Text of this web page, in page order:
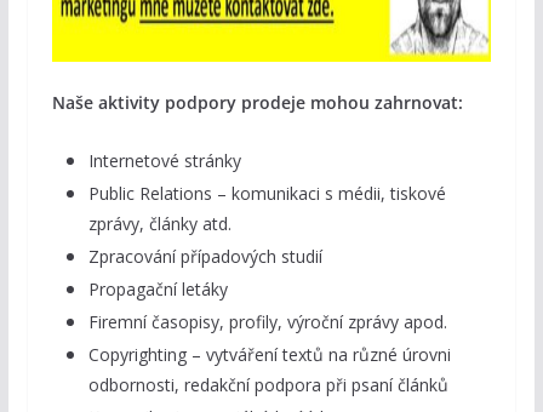
Naše aktivity podpory prodeje mohou zahrnovat:
Internetové stránky
Public Relations – komunikaci s médii, tiskové
zprávy, články atd.
Zpracování případových studií
Propagační letáky
Firemní časopisy, profily, výroční zprávy apod.
Copyrighting – vytváření textů na různé úrovni
odbornosti, redakční podpora při psaní článků